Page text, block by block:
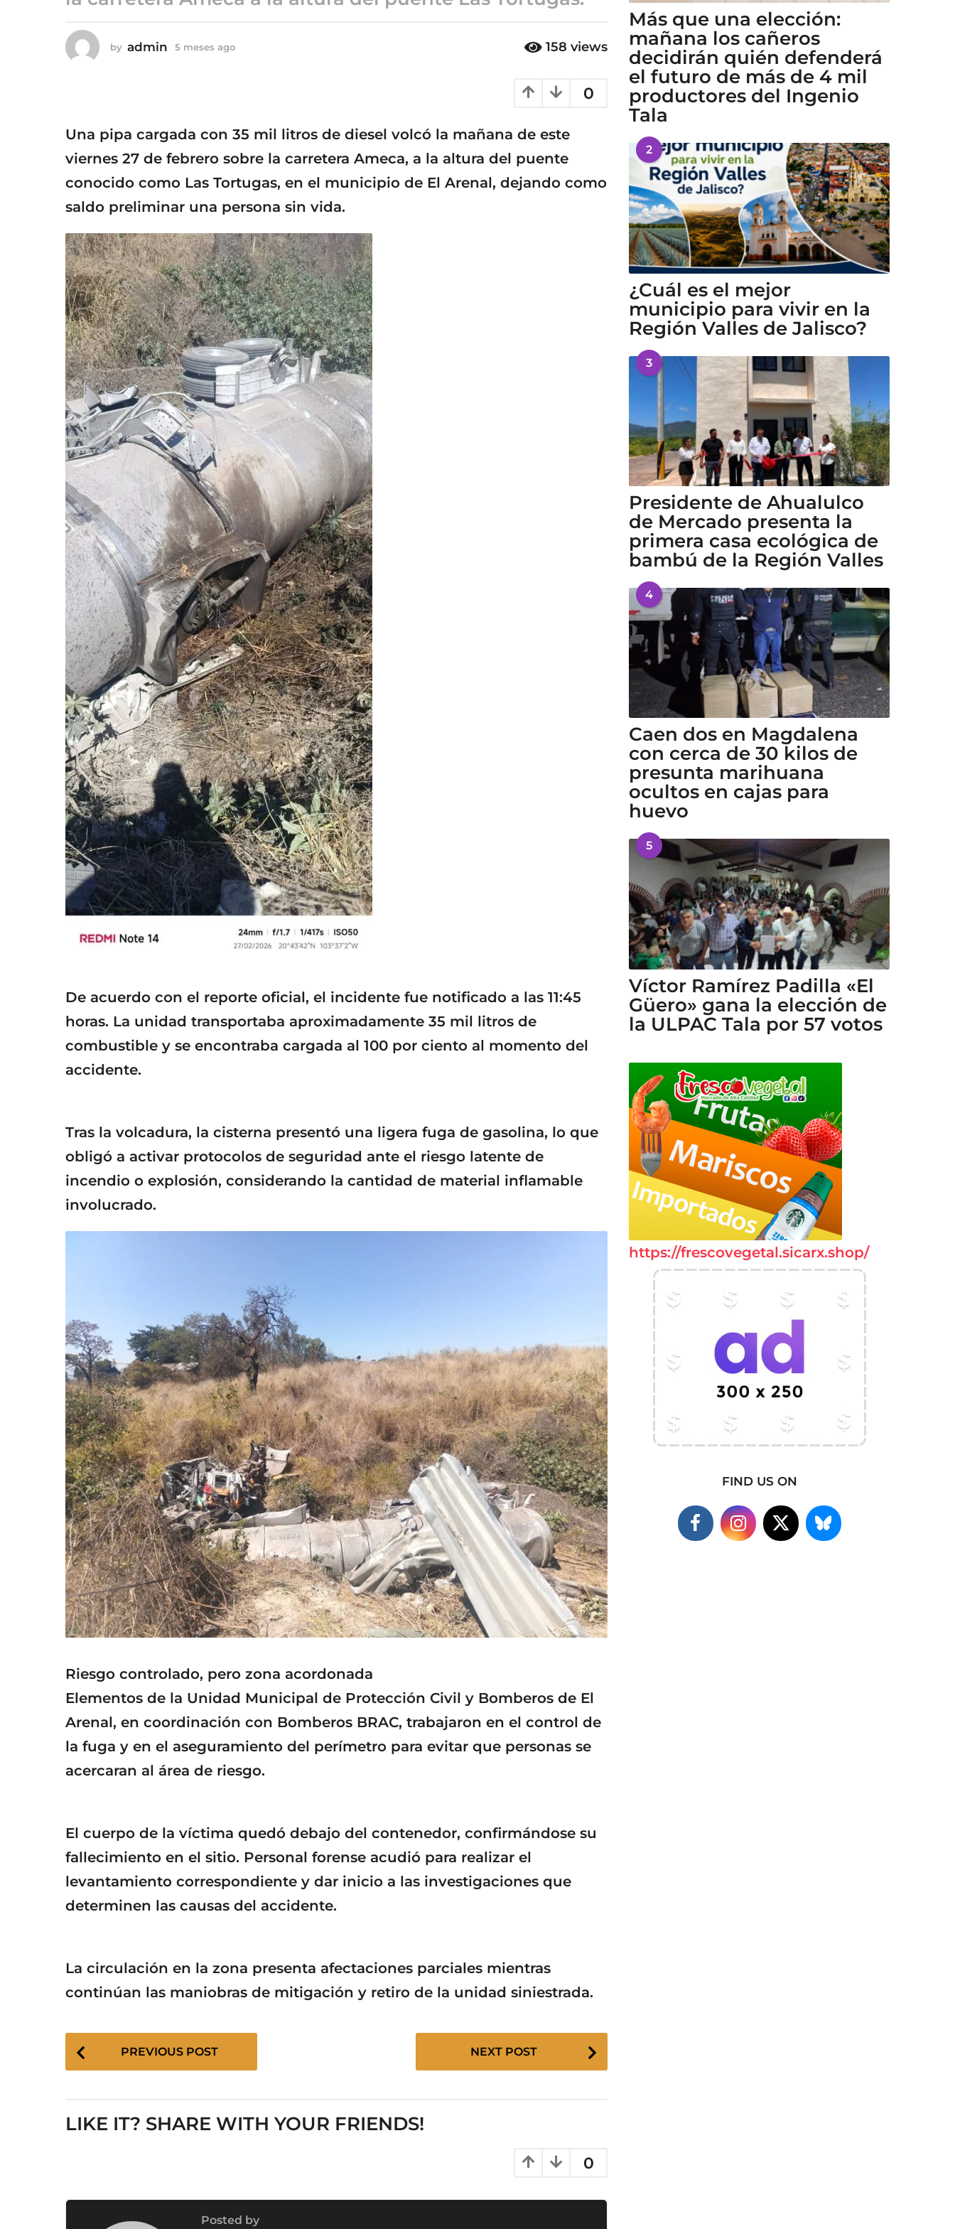
5
e
s
o
by admin 5 meses ago
a
g
o
158 views
0
Una pipa cargada con 35 mil litros de diesel volcó la mañana de este
viernes 27 de febrero sobre la carretera Ameca, a la altura del puente
conocido como Las Tortugas, en el municipio de El Arenal, dejando como
saldo preliminar una persona sin vida.
De acuerdo con el reporte oficial, el incidente fue notificado a las 11:45
horas. La unidad transportaba aproximadamente 35 mil litros de
combustible y se encontraba cargada al 100 por ciento al momento del
accidente.
Tras la volcadura, la cisterna presentó una ligera fuga de gasolina, lo que
obligó a activar protocolos de seguridad ante el riesgo latente de
incendio o explosión, considerando la cantidad de material inflamable
involucrado.
Riesgo controlado, pero zona acordonada
Elementos de la Unidad Municipal de Protección Civil y Bomberos de El
Arenal, en coordinación con Bomberos BRAC, trabajaron en el control de
la fuga y en el aseguramiento del perímetro para evitar que personas se
acercaran al área de riesgo.
El cuerpo de la víctima quedó debajo del contenedor, confirmándose su
fallecimiento en el sitio. Personal forense acudió para realizar el
levantamiento correspondiente y dar inicio a las investigaciones que
determinen las causas del accidente.
La circulación en la zona presenta afectaciones parciales mientras
continúan las maniobras de mitigación y retiro de la unidad siniestrada.
P
n
PREVIOUS POST NEXT POST
LIKE IT? SHARE WITH YOUR FRIENDS!
0
Posted by
Más que una elección:
mañana los cañeros
decidirán quién defenderá
el futuro de más de 4 mil
productores del Ingenio
Tala
2
¿Cuál es el mejor
municipio para vivir en la
Región Valles de Jalisco?
3
Presidente de Ahualulco
de Mercado presenta la
primera casa ecológica de
bambú de la Región Valles
4
Caen dos en Magdalena
con cerca de 30 kilos de
presunta marihuana
ocultos en cajas para
huevo
5
Víctor Ramírez Padilla «El
Güero» gana la elección de
la ULPAC Tala por 57 votos
https://frescovegetal.sicarx.shop/
FIND US ON